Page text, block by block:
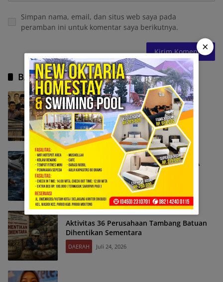
Simpan nama, email, dan situs web saya pada
peramban ini untuk komentar saya berikutnya.
BACA JUGA
Menilik Kerugian Proyek Perpustakaan
DAERAH Juli 30, 2026
Patah Jadi Dua, Speedboat dan 11 WNA
Tenggelam
DAERAH Juli 25, 2026
Aktivitas 36 Perusahaan Tambang Batuan
Dihentikan Sementara
DAERAH Juli 24, 2026
×